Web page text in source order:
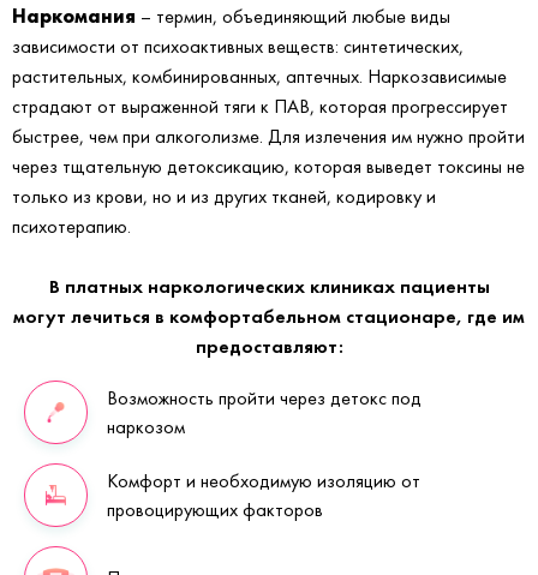
Наркомания – термин, объединяющий любые виды
зависимости от психоактивных веществ: синтетических,
растительных, комбинированных, аптечных. Наркозависимые
страдают от выраженной тяги к ПАВ, которая прогрессирует
быстрее, чем при алкоголизме. Для излечения им нужно пройти
через тщательную детоксикацию, которая выведет токсины не
только из крови, но и из других тканей, кодировку и
психотерапию.
В платных наркологических клиниках пациенты
могут лечиться в комфортабельном стационаре, где им
предоставляют:
Возможность пройти через детокс под
наркозом
Комфорт и необходимую изоляцию от
провоцирующих факторов